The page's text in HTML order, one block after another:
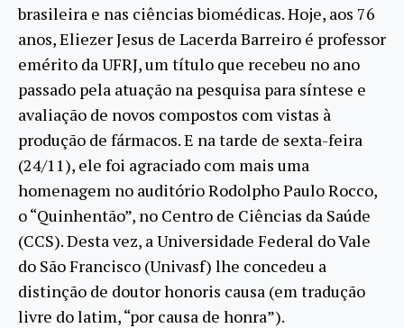
brasileira e nas ciências biomédicas. Hoje, aos 76
anos, Eliezer Jesus de Lacerda Barreiro é professor
emérito da UFRJ, um título que recebeu no ano
passado pela atuação na pesquisa para síntese e
avaliação de novos compostos com vistas à
produção de fármacos. E na tarde de sexta-feira
(24/11), ele foi agraciado com mais uma
homenagem no auditório Rodolpho Paulo Rocco,
o “Quinhentão”, no Centro de Ciências da Saúde
(CCS). Desta vez, a Universidade Federal do Vale
do São Francisco (Univasf) lhe concedeu a
distinção de doutor honoris causa (em tradução
livre do latim, “por causa de honra”).